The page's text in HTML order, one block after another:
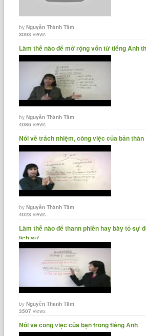
byNguyễn Thành Tâm
3093 views
Làm thế nào để mở rộng vốn từ tiếng Anh
byNguyễn Thành Tâm
4086 views
Nói về trách nhiệm, công việc của bản thân
byNguyễn Thành Tâm
4023 views
Làm thế nào để thann phiền hay bày tỏ sự
lịch sự......
byNguyễn Thành Tâm
3507 views
Nói về công việc của bạn trong tiếng Anh